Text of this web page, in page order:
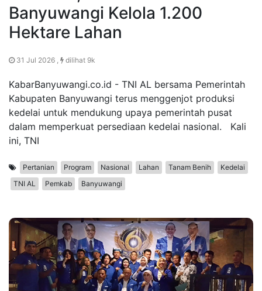
Banyuwangi Kelola 1.200
Hektare Lahan
31 Jul 2026 , dilihat 9k
KabarBanyuwangi.co.id - TNI AL bersama Pemerintah
Kabupaten Banyuwangi terus menggenjot produksi
kedelai untuk mendukung upaya pemerintah pusat
dalam memperkuat persediaan kedelai nasional. Kali
ini, TNI
Pertanian Program Nasional Lahan Tanam Benih
Kedelai
TNI AL
Pemkab Banyuwangi